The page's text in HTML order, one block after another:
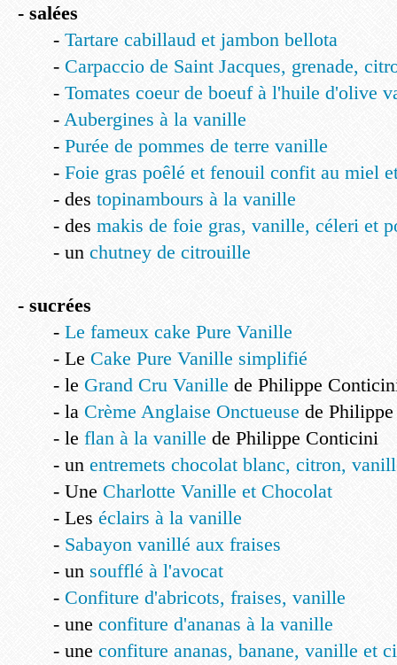
- salées
- Tartare cabillaud et jambon bellota
- Carpaccio de Saint Jacques, grenade,
- Tomates coeur de boeuf à l'huile d'olive
- Aubergines à la vanille
- Purée de pommes de terre vanille
- Foie gras poêlé et fenouil confit au miel
- des topinambours à la vanille
- des makis de foie gras, vanille, céleri et
- un chutney de citrouille
- sucrées
- Le fameux cake Pure Vanille
- Le Cake Pure Vanille simplifié
- le Grand Cru Vanille de Philippe
- la Crème Anglaise Onctueuse de
- le flan à la vanille de Philippe Conticini
- un entremets chocolat blanc, citron,
- Une Charlotte Vanille et Chocolat
- Les éclairs à la vanille
- Sabayon vanillé aux fraises
- un soufflé à l'avocat
- Confiture d'abricots, fraises, vanille
- une confiture d'ananas à la vanille
- une confiture ananas, banane, vanille et